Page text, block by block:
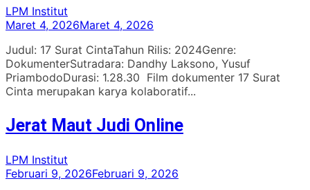
LPM Institut
Maret 4, 2026Maret 4, 2026
Judul: 17 Surat CintaTahun Rilis: 2024Genre:
DokumenterSutradara: Dandhy Laksono, Yusuf
PriambodoDurasi: 1.28.30 Film dokumenter 17 Surat
Cinta merupakan karya kolaboratif...
Jerat Maut Judi Online
LPM Institut
Februari 9, 2026Februari 9, 2026